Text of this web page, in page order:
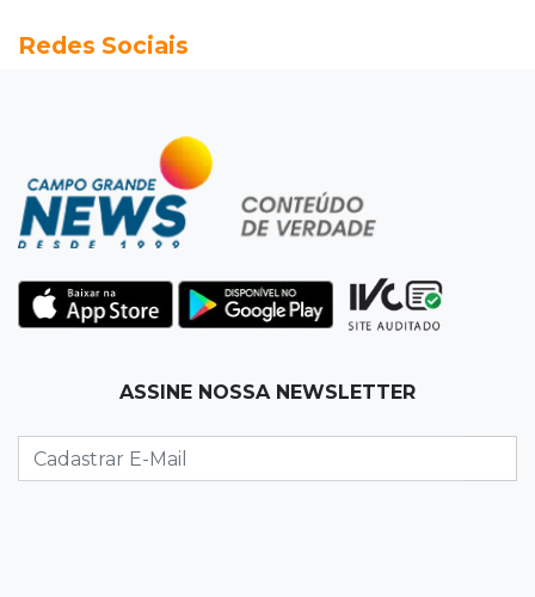
alvo por R$ 100 milhões em contratos
Defesa Civil descarta cenário extremo com
chegada de ciclone
12:12 Natureza
temporada reprodutiva no Pantanal
Após apagão, comerciantes contabilizam
Redes Sociais
ASSINE NOSSA NEWSLETTER